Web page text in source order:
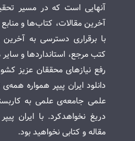
آنهایی است که در مسیر
آخرین مقالات، کتاب‌ها و
با برقراری دسترسی به آخرین
کتب مرجع، استانداردها و
رفع نیازهای محققان عزیز
دانلود ایران پیپر همواره
علمی جامعه‌ی علمی به
دریغ نخواهدکرد. با ایران
مقاله و کتابی نخواهید بود.